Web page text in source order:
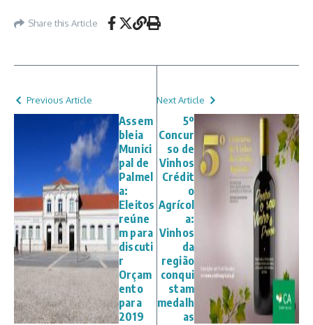
Share this Article
Previous Article
Assem
bleia
Munici
pal de
Palmel
a:
Eleitos
reúne
m para
discuti
r
Orçam
ento
para
2019
Next Article
5º
Concur
so de
Vinhos
Crédit
o
Agrícol
a:
Vinhos
da
região
conqui
stam
medalh
as